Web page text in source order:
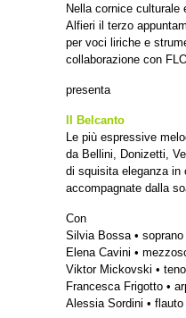
Nella cornice culturale
Alfieri il terzo
per voci liriche e
collaborazione con
presenta
Il Belcanto
Le più espressive
da Bellini, Donizetti,
di squisita eleganza in
accompagnate dalla
Con
Silvia Bossa • soprano
Elena Cavini •
Viktor Mickovski •
Francesca Frigotto •
Alessia Sordini • flauto